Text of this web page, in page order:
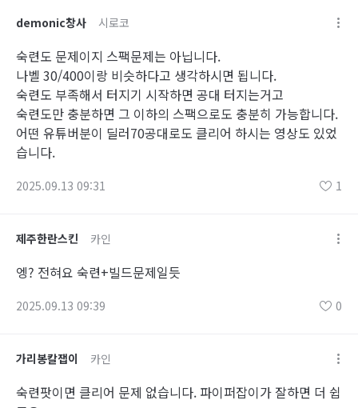
demonic창사 시로코
숙련도 문제이지 스팩문제는 아닙니다.
나벨 30/400이랑 비슷하다고 생각하시면 됩니다.
숙련도 부족해서 터지기 시작하면 공대 터지는거고
숙련도만 충분하면 그 이하의 스팩으로도 충분히 가능합니다.
어떤 유튜버분이 딜러70공대로도 클리어 하시는 영상도 있었
습니다.
2025.09.13 09:31 1
제주한란스킨 카인
엥? 전혀요 숙련+빌드문제일듯
2025.09.13 09:39 0
가리봉칼잽이 카인
숙련팟이면 클리어 문제 없습니다. 파이퍼잡이가 잘하면 더 쉽